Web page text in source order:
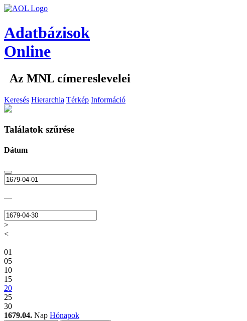
Adatbázisok
Online
Az MNL címereslevelei
Keresés Hierarchia Térkép Információ
Találatok szűrése
Dátum
—
>
<
01
05
10
15
20
25
30
1679.04. Nap Hónapok